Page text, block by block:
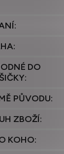
:
:
DO
:
PŮVODU:
ZBOŽÍ:
KOHO: